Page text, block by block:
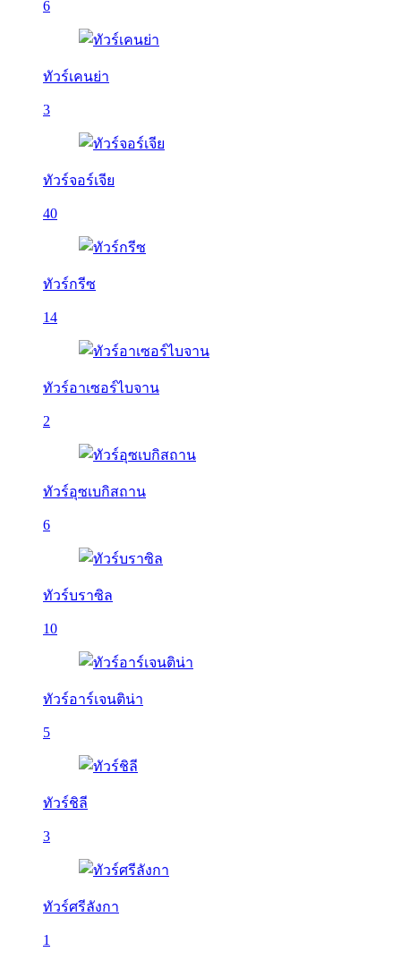
6
ทัวร์เคนย่า
3
ทัวร์จอร์เจีย
40
ทัวร์กรีซ
14
ทัวร์อาเซอร์ไบจาน
2
ทัวร์อุซเบกิสถาน
6
ทัวร์บราซิล
10
ทัวร์อาร์เจนติน่า
5
ทัวร์ชิลี
3
ทัวร์ศรีลังกา
1